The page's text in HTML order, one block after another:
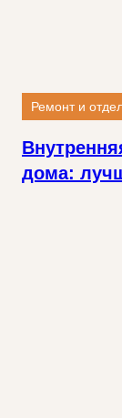
Ремонт и
дома: